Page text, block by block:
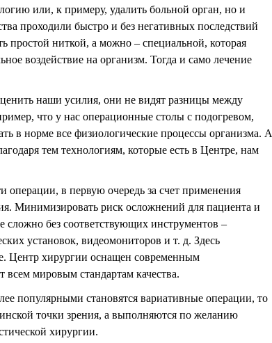
или, к примеру, удалить больной орган, но и
проходили быстро и без негативных последствий
простой ниткой, а можно – специальной, которая
воздействие на организм. Тогда и само лечение
наши усилия, они не видят разницы между
что у нас операционные столы с подогревом,
в норме все физиологические процессы организма. А
тем технологиям, которые есть в Центре, нам
в первую очередь за счет применения
Минимизировать риск осложнений для пациента и
сложно без соответствующих инструментов –
установок, видеомониторов и т. д. Здесь
Центр хирургии оснащен современным
всем мировым стандартам качества.
популярными становятся вариативные операции, то
точки зрения, а выполняются по желанию
хирургии.